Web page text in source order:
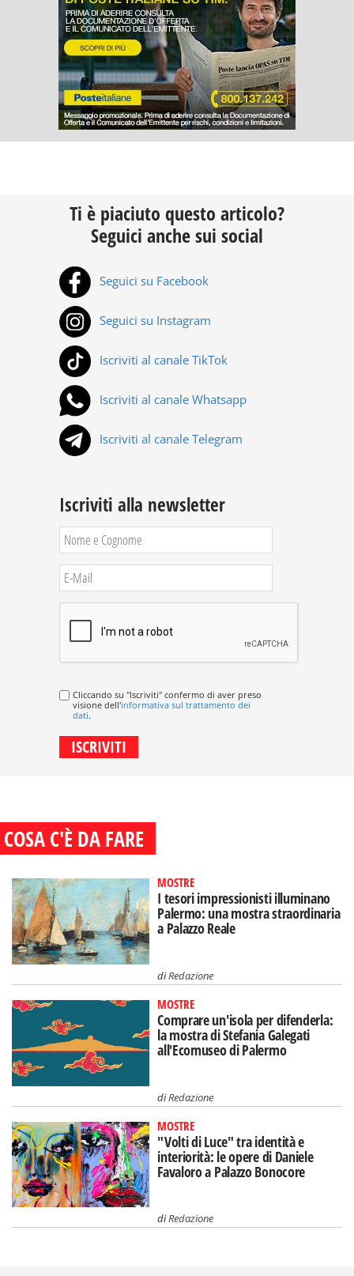
Ti è piaciuto questo articolo?
Seguici anche sui social
Seguici su Facebook
Seguici su Instagram
Iscriviti al canale TikTok
Iscriviti al canale Whatsapp
Iscriviti al canale Telegram
Iscriviti alla newsletter
Cliccando su "Iscriviti" confermo di aver preso
visione dell'informativa sul trattamento dei
dati.
COSA C'È DA FARE
MOSTRE
I tesori impressionisti illuminano
Palermo: una mostra straordinaria
a Palazzo Reale
diRedazione
MOSTRE
Comprare un'isola per difenderla:
la mostra di Stefania Galegati
all'Ecomuseo di Palermo
diRedazione
MOSTRE
"Volti di Luce" tra identità e
interiorità: le opere di Daniele
Favaloro a Palazzo Bonocore
diRedazione